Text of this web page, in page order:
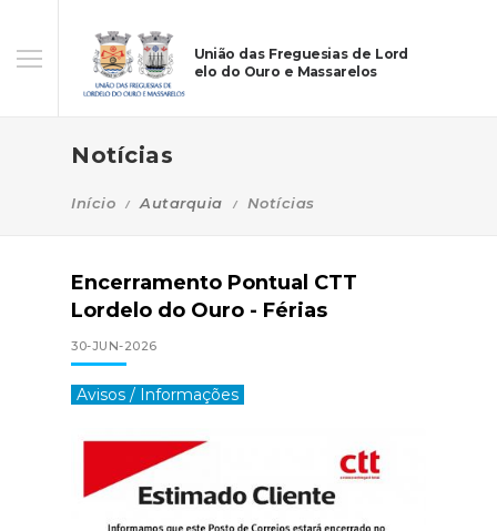
União das Freguesias de Lord
elo do Ouro e Massarelos
Notícias
Início Autarquia Notícias
Encerramento Pontual CTT
Lordelo do Ouro - Férias
30-JUN-2026
Avisos / Informações